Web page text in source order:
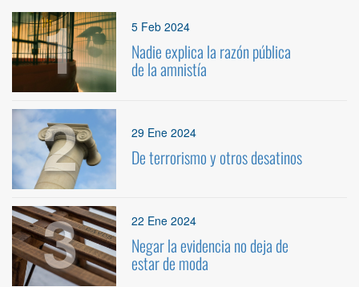
1 5 Feb 2024
Nadie explica la razón pública
de la amnistía
2 29 Ene 2024
De terrorismo y otros desatinos
3 22 Ene 2024
Negar la evidencia no deja de
estar de moda